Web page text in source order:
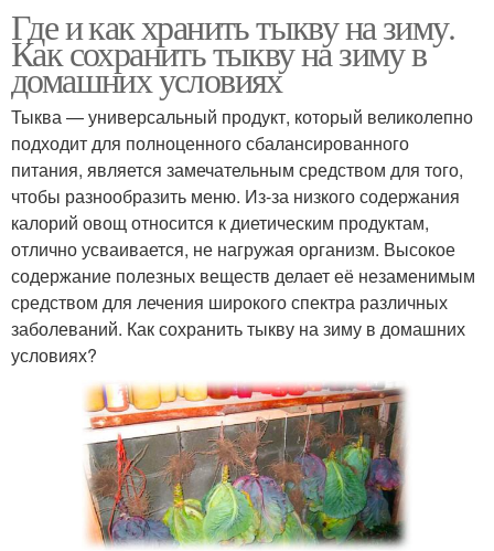
Где и как хранить тыкву на зиму.
Как сохранить тыкву на зиму в
домашних условиях
Тыква — универсальный продукт, который великолепно
подходит для полноценного сбалансированного
питания, является замечательным средством для того,
чтобы разнообразить меню. Из-за низкого содержания
калорий овощ относится к диетическим продуктам,
отлично усваивается, не нагружая организм. Высокое
содержание полезных веществ делает её незаменимым
средством для лечения широкого спектра различных
заболеваний. Как сохранить тыкву на зиму в домашних
условиях?